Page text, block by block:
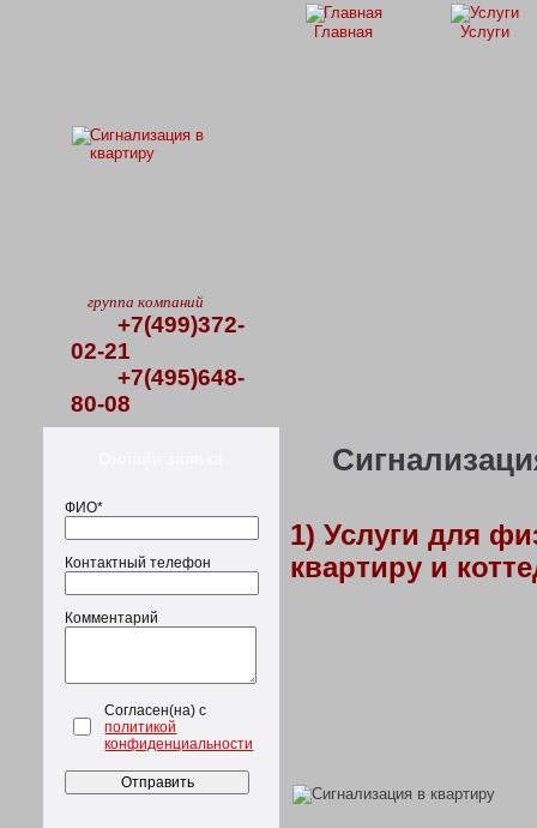
Главная Услуги
группа компаний
+7(499)372-
02-21
+7(495)648-
80-08
ФИО*
Контактный телефон
Комментарий
Согласен(на) с
политикой
конфиденциальности
1) Услуги для
квартиру и